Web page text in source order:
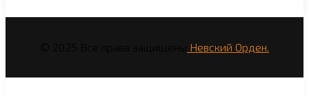
Невский Орден.